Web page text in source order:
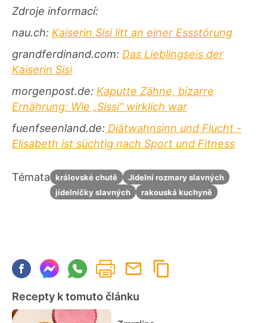
Zdroje informací:
nau.ch: Kaiserin Sisi litt an einer Essstörung
grandferdinand.com: Das Lieblingseis der
Kaiserin Sisi
morgenpost.de: Kaputte Zähne, bizarre
Ernährung: Wie „Sissi“ wirklich war
fuenfseenland.de: Diätwahnsinn und Flucht -
Elisabeth ist süchtig nach Sport und Fitness
Témata královské chutě
Jídelní rozmary slavných
jídelníčky slavných
rakouská kuchyně
Recepty k tomuto článku